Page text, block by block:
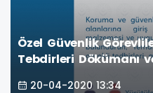
Özel Güvenlik
Tebdirleri Dökümanı
20-04-2020 13:34